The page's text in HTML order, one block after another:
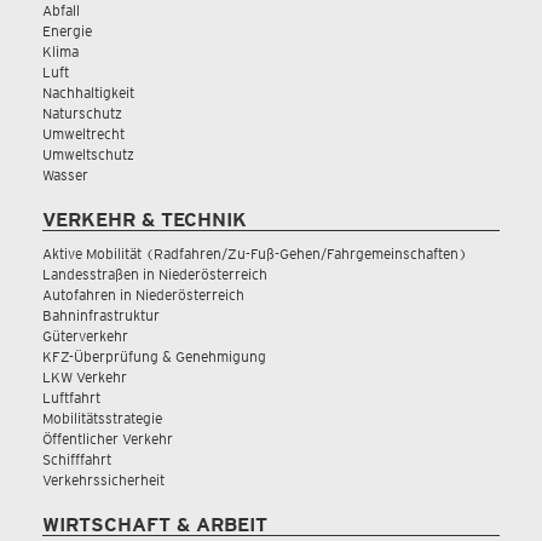
Abfall
Energie
Klima
Luft
Nachhaltigkeit
Naturschutz
Umweltrecht
Umweltschutz
Wasser
VERKEHR & TECHNIK
Aktive Mobilität (Radfahren/Zu-Fuß-Gehen/Fahrgemeinschaften)
Landesstraßen in Niederösterreich
Autofahren in Niederösterreich
Bahninfrastruktur
Güterverkehr
KFZ-Überprüfung & Genehmigung
LKW Verkehr
Luftfahrt
Mobilitätsstrategie
Öffentlicher Verkehr
Schifffahrt
Verkehrssicherheit
WIRTSCHAFT & ARBEIT